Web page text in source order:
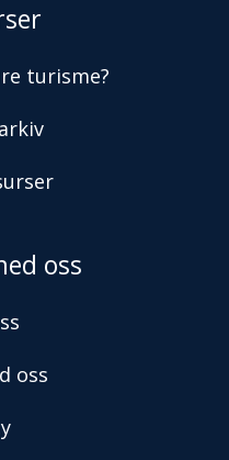
turisme?
oss
oss